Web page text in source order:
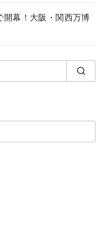
開幕！大阪・関西万博